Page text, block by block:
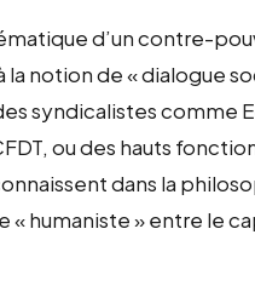
d’un contre-
notion de « dialogue
syndicalistes comme
ou des hauts
dans la
« humaniste » entre le